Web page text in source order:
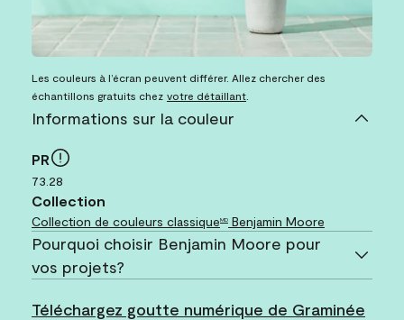
Les couleurs à l’écran peuvent différer. Allez chercher des
échantillons gratuits chez votre détaillant
Informations sur la couleur
PR
73.28
Collection
Collection de couleurs classiqueMD Benjamin Moore
Pourquoi choisir Benjamin Moore pour
vos projets?
Téléchargez goutte numérique de Graminée